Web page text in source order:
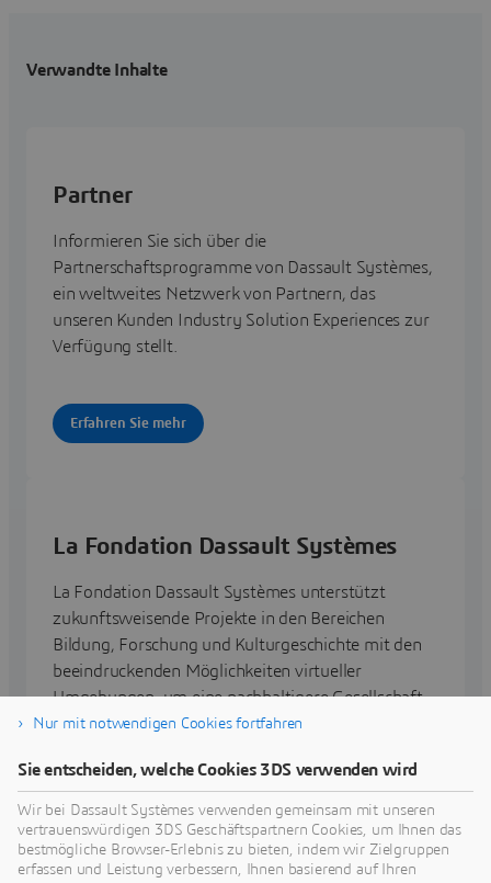
Verwandte Inhalte
Partner
Informieren Sie sich über die
Partnerschaftsprogramme von Dassault Systèmes,
ein weltweites Netzwerk von Partnern, das
unseren Kunden Industry Solution Experiences zur
Verfügung stellt.
Erfahren Sie mehr
La Fondation Dassault Systèmes
La Fondation Dassault Systèmes unterstützt
zukunftsweisende Projekte in den Bereichen
Bildung, Forschung und Kulturgeschichte mit den
beeindruckenden Möglichkeiten virtueller
Umgebungen, um eine nachhaltigere Gesellschaft
zu entwickeln.
Mehr über die Initiative
Nur mit notwendigen Cookies fortfahren
Sie entscheiden, welche Cookies 3DS verwenden wird
Wir bei Dassault Systèmes verwenden gemeinsam mit unseren
vertrauenswürdigen 3DS Geschäftspartnern Cookies, um Ihnen das
bestmögliche Browser-Erlebnis zu bieten, indem wir Zielgruppen
erfassen und Leistung verbessern, Ihnen basierend auf Ihren